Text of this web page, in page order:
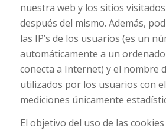
nuestra web y los sitios
después del mismo. Además,
las IP’s de los usuarios (es un
automáticamente a un
conecta a Internet) y el nombre
utilizados por los usuarios con
mediciones únicamente
El objetivo del uso de las